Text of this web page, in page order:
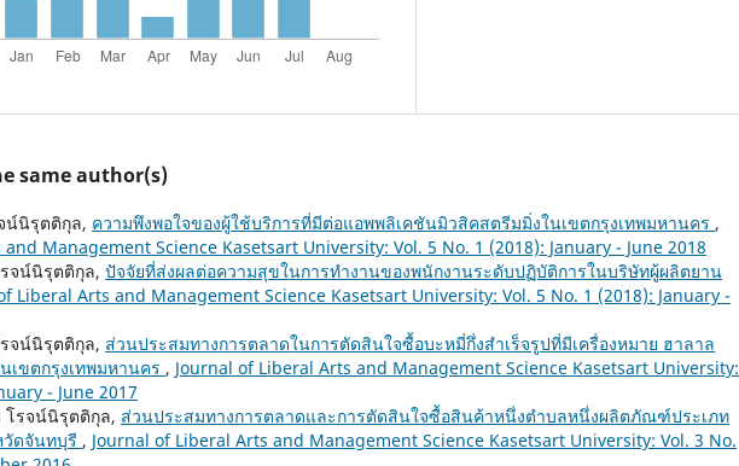
same author(s)
น์นิรุตติกุล, ความพึงพอใจของผู้ใช้บริการที่มีต่อแอพพลิเคชันมิวสิคสตรีมมิ่งในเขตกรุงเทพมหานคร ,
Management Science Kasetsart University: Vol. 5 No. 1 (2018): January - June 2018
จน์นิรุตติกุล, ปัจจัยที่ส่งผลต่อความสุขในการทำงานของพนักงานระดับปฏิบัติการในบริษัทผู้ผลิตยาน
Liberal Arts and Management Science Kasetsart University: Vol. 5 No. 1 (2018): January -
จน์นิรุตติกุล, ส่วนประสมทางการตลาดในการตัดสินใจซื้อบะหมี่กึ่งสำเร็จรูปที่มีเครื่องหมาย ฮาลาล
เขตกรุงเทพมหานคร , Journal of Liberal Arts and Management Science Kasetsart University:
- June 2017
รจน์นิรุตติกุล, ส่วนประสมทางการตลาดและการตัดสินใจซื้อสินค้าหนึ่งตำบลหนึ่งผลิตภัณฑ์ประเภท
วัดจันทบุรี , Journal of Liberal Arts and Management Science Kasetsart University: Vol. 3 No.